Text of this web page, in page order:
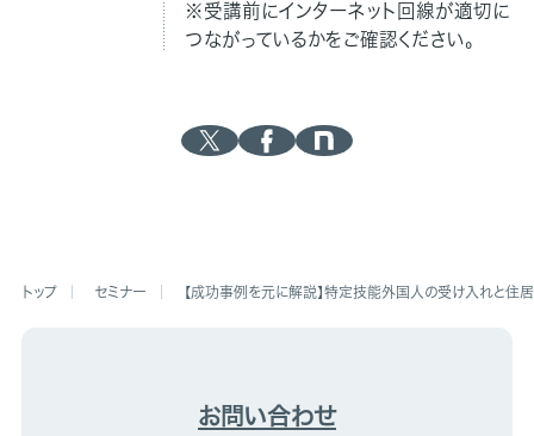
セミナー 【成功事例を元に解説】特定技能外国人の受け入れと住
※受講前にインターネット回線が適切に
つながっているかをご確認ください。
お問い合わせ